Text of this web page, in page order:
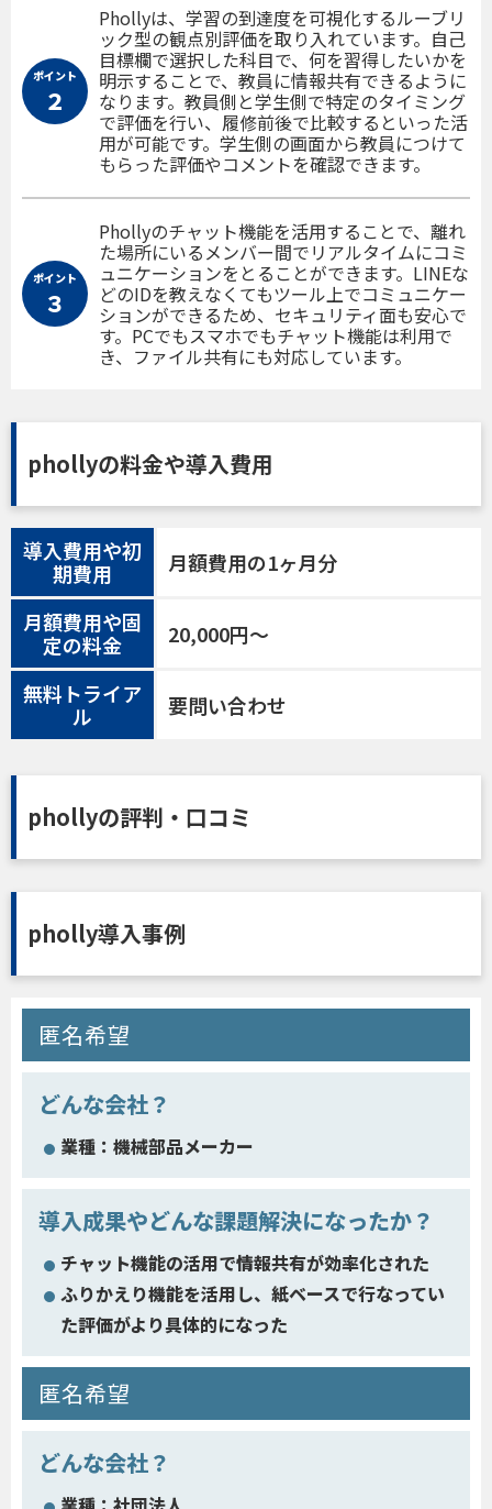
ポイント
２
Phollyは、学習の到達度を可視化するルーブリ
ック型の観点別評価を取り入れています。自己
目標欄で選択した科目で、何を習得したいかを
明示することで、教員に情報共有できるように
なります。教員側と学生側で特定のタイミング
で評価を行い、履修前後で比較するといった活
用が可能です。学生側の画面から教員につけて
もらった評価やコメントを確認できます。
ポイント
３
Phollyのチャット機能を活用することで、離れ
た場所にいるメンバー間でリアルタイムにコミ
ュニケーションをとることができます。LINEな
どのIDを教えなくてもツール上でコミュニケー
ションができるため、セキュリティ面も安心で
す。PCでもスマホでもチャット機能は利用で
き、ファイル共有にも対応しています。
phollyの料金や導入費用
導入費用や初
期費用
月額費用の1ヶ月分
月額費用や固
定の料金
20,000円～
無料トライア
ル
要問い合わせ
phollyの評判・口コミ
pholly導入事例
匿名希望
どんな会社？
業種：機械部品メーカー
導入成果やどんな課題解決になったか？
チャット機能の活用で情報共有が効率化された
ふりかえり機能を活用し、紙ベースで行なってい
た評価がより具体的になった
匿名希望
どんな会社？